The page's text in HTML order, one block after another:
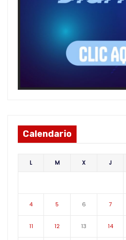
Calendario
L M X J
4 5 6 7
11 12 13 14